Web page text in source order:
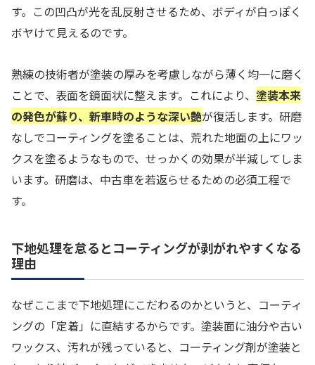
す。この凹凸が光を乱反射させるため、ボディが白っぽく
ボヤけて見えるのです。
熟練の技術者が塗装の厚みを考慮しながら薄く均一に磨く
ことで、表面を鏡面状に整えます。これにより、 塗装本来
の発色が蘇り、新車時のような深い艶が復活します。研磨
なしでコーティングを塗ることは、荒れた地面の上にワッ
クスを塗るようなもので、せっかくの効果が半減してしま
います。研磨は、中古車を若返らせるための必須工程で
す。
下地処理を怠るとコーティングが剥がれやすくなる
理由
なぜここまで下地処理にこだわるのかというと、コーティ
ングの「定着」に直結するからです。塗装面に油分や古い
ワックス、汚れが残っていると、コーティング剤が塗装と